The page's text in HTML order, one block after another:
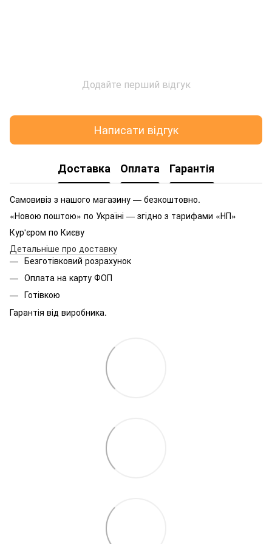
Додайте перший відгук
Написати відгук
Доставка Оплата Гарантія
Самовивіз з нашого магазину — безкоштовно.
«Новою поштою» по Україні — згідно з тарифами «НП»
Кур'єром по Києву
Детальніше про доставку
Безготівковий розрахунок
Оплата на карту ФОП
Готівкою
Гарантія від виробника.